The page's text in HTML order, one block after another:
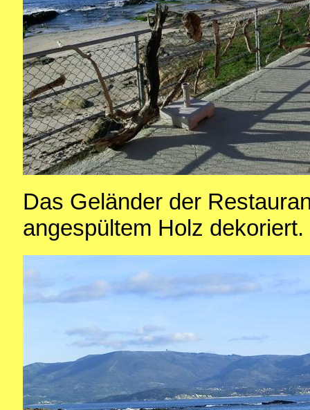
Das Geländer der
angespültem Holz dekoriert.